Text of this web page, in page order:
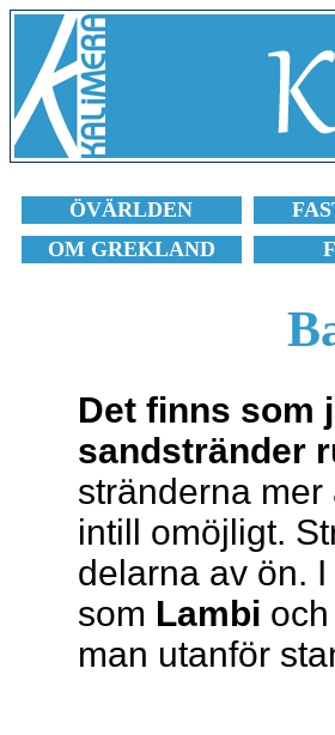
ÖVÄRLDEN
OM GREKLAND
Det finns som
sandstränder
stränderna
intill omöjligt.
delarna av ön.
som Lambi och
man utanför